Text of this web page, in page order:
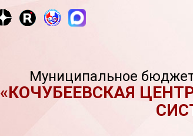
Муниципальное
«КОЧУБЕЕВСКАЯ